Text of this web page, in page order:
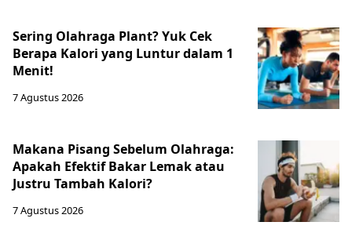
Sering Olahraga Plant? Yuk Cek
Berapa Kalori yang Luntur dalam 1
Menit!
7 Agustus 2026
Makana Pisang Sebelum Olahraga:
Apakah Efektif Bakar Lemak atau
Justru Tambah Kalori?
7 Agustus 2026